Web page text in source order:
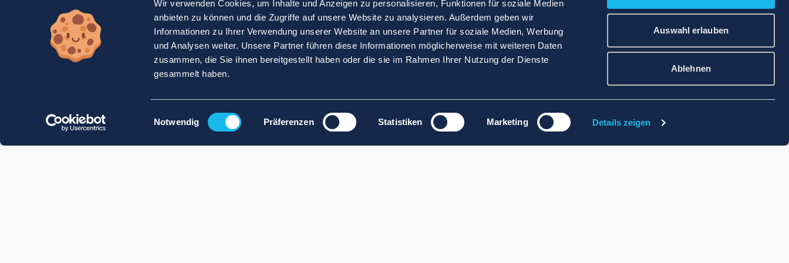
Wir verwenden Cookies, um Inhalte und Anzeigen zu personalisieren, Funktionen für soziale Medien
anbieten zu können und die Zugriffe auf unsere Website zu analysieren. Außerdem geben wir
Informationen zu Ihrer Verwendung unserer Website an unsere Partner für soziale Medien, Werbung
und Analysen weiter. Unsere Partner führen diese Informationen möglicherweise mit weiteren Daten
zusammen, die Sie ihnen bereitgestellt haben oder die sie im Rahmen Ihrer Nutzung der Dienste
gesammelt haben.
Einwilligungsauswahl
Notwendig Präferenzen Statistiken Marketing Details zeigen
Auswahl erlauben
Ablehnen